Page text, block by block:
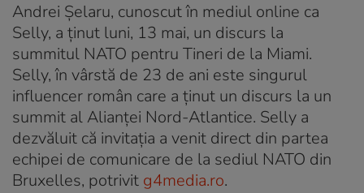
Andrei Șelaru, cunoscut în mediul online ca
Selly, a ținut luni, 13 mai, un discurs la
summitul NATO pentru Tineri de la Miami.
Selly, în vârstă de 23 de ani este singurul
influencer român care a ținut un discurs la un
summit al Alianței Nord-Atlantice. Selly a
dezvăluit că invitația a venit direct din partea
echipei de comunicare de la sediul NATO din
Bruxelles, potrivit g4media.ro.